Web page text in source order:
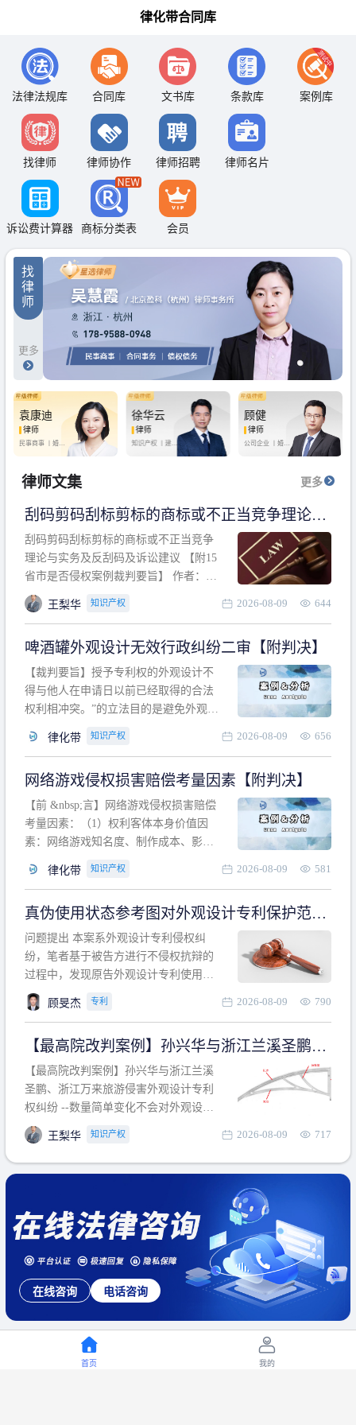
律化带合同库
法律法规库 合同库 文书库 条款库 案例库
找律师 律师协作 律师招聘 律师名片
诉讼费计算器 商标分类表 会员
找
律
师
更多
袁康迪
律师
民事商事 丨 婚姻
徐华云
律师
知识产权 丨 建设
顾健
律师
公司企业 丨婚姻
房产纠纷
律师文集 更多
刮码剪码刮标剪标的商标或不正当竞争理论与
实务及反刮码及诉讼建议 【附15省市是否侵权
案例裁判要旨】
刮码剪码刮标剪标的商标或不正当竞争
理论与实务及反刮码及诉讼建议 【附15
省市是否侵权案例裁判要旨】 作者：浙
江杭知桥律师事务所 王梨华 周靖超 【导
读】 第一部分：刮码剪码刮标剪标的商
诉讼建议 第二部分：15省市是否侵权案
例的裁判要旨 目录 第一部分、刮码剪码
刮
王梨华 知识产权 2026-08-09 644
啤酒罐外观设计无效行政纠纷二审【附判决】
【裁判要旨】授予专利权的外观设计不
得与他人在申请日以前已经取得的合法
权利相冲突。”的立法目的是避免外观设
冲突。基于此，凡是因该外观设计的实
于该款规定的规制范畴。“合法权利”不宜
作狭义解释，一般情况下，只要依法享
有的、在本专利申请日之
律化带 知识产权 2026-08-09 656
网络游戏侵权损害赔偿考量因素【附判决】
【前 &nbsp;言】网络游戏侵权损害赔偿
考量因素：（1）权利客体本身价值因
素：网络游戏知名度、制作成本、影响
利角度因素：被诉侵权游戏销售数量、
人数、活跃人数、市场占用率；（3）被
告主观因素：被告的主观恶意、是否明
知或应知、是否有
律化带 知识产权 2026-08-09 581
真伪使用状态参考图对外观设计专利保护范围
的影响
问题提出 本案系外观设计专利侵权纠
纷，笔者基于被告方进行不侵权抗辩的
过程中，发现原告外观设计专利使用状
态参考图中的外观设计与被告涉案商品
的视觉效果存在显著区别。故就使用状
保护范围确定进行了研究，将办案体会
与研究过程记录如下： 简要结论： 笔者
提出使用状态参考图应以
顾旻杰 专利 2026-08-09 790
【最高院改判案例】孙兴华与浙江兰溪圣鹏、
浙江万来旅游侵害外观设计专利权纠纷
【最高院改判案例】孙兴华与浙江兰溪
圣鹏、浙江万来旅游侵害外观设计专利
权纠纷 --数量简单变化不会对外观设计
产生视觉影响，及现有设计抗辩与专利
无效再审改判可以执行回转 【承办律
师】 王梨华 浙江杭知桥律师事务所 【案
民再2
王梨华 知识产权 2026-08-09 717
在线咨询 电话咨询
首页 我的